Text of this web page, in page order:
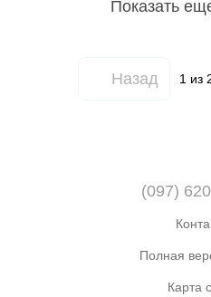
Показать
Назад 1 из
(097)
Полная
Карта